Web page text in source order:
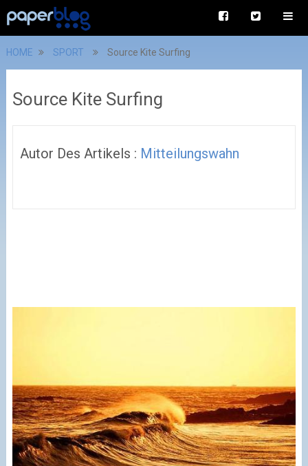
HOME SPORT Source Kite Surfing
Source Kite Surfing
Autor Des Artikels : Mitteilungswahn